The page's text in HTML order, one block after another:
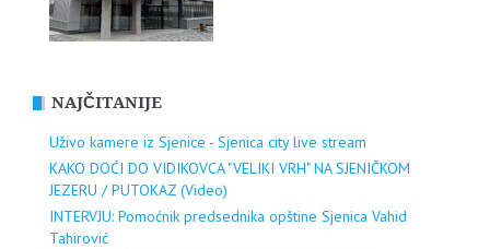
NAJČITANIJE
Uživo kamere iz Sjenice - Sjenica city live stream
KAKO DOĆI DO VIDIKOVCA "VELIKI VRH" NA SJENIČKOM
JEZERU / PUTOKAZ (Video)
INTERVJU: Pomoćnik predsednika opštine Sjenica Vahid
Tahirović